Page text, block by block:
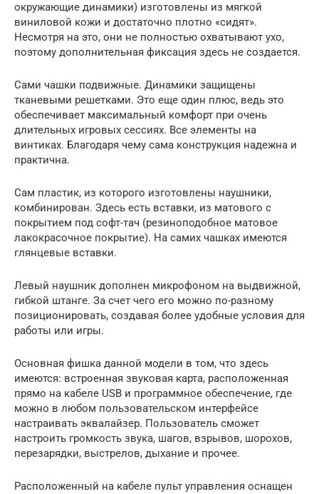
окружающие динамики) изготовлены из мягкой
виниловой кожи и достаточно плотно «сидят».
Несмотря на это, они не полностью охватывают ухо,
поэтому дополнительная фиксация здесь не создается.
Сами чашки подвижные. Динамики защищены
тканевыми решетками. Это еще один плюс, ведь это
обеспечивает максимальный комфорт при очень
длительных игровых сессиях. Все элементы на
винтиках. Благодаря чему сама конструкция надежна и
практична.
Сам пластик, из которого изготовлены наушники,
комбинирован. Здесь есть вставки, из матового с
покрытием под софт-тач (резиноподобное матовое
лакокрасочное покрытие). На самих чашках имеются
глянцевые вставки.
Левый наушник дополнен микрофоном на выдвижной,
гибкой штанге. За счет чего его можно по-разному
позиционировать, создавая более удобные условия для
работы или игры.
Основная фишка данной модели в том, что здесь
имеются: встроенная звуковая карта, расположенная
прямо на кабеле USB и программное обеспечение, где
можно в любом пользовательском интерфейсе
настраивать эквалайзер. Пользователь сможет
настроить громкость звука, шагов, взрывов, шорохов,
перезарядки, выстрелов, дыхание и прочее.
Расположенный на кабеле пульт управления оснащен